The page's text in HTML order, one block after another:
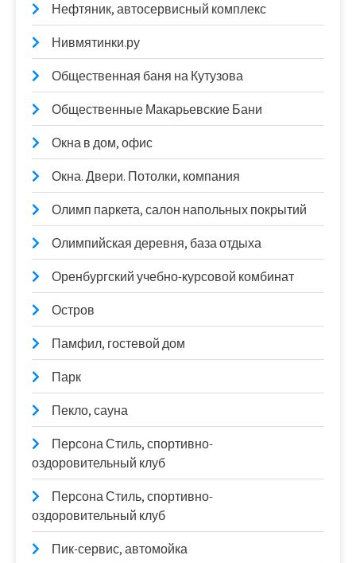
Нефтяник, автосервисный комплекс
Нивмятинки.ру
Общественная баня на Кутузова
Общественные Макарьевские Бани
Окна в дом, офис
Окна. Двери. Потолки, компания
Олимп паркета, салон напольных покрытий
Олимпийская деревня, база отдыха
Оренбургский учебно-курсовой комбинат
Остров
Памфил, гостевой дом
Парк
Пекло, сауна
Персона Стиль, спортивно-
оздоровительный клуб
Персона Стиль, спортивно-
оздоровительный клуб
Пик-сервис, автомойка